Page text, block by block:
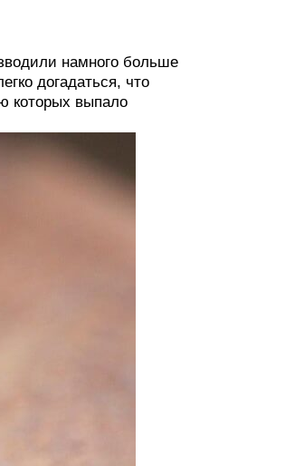
намного больше
догадаться, что
которых выпало